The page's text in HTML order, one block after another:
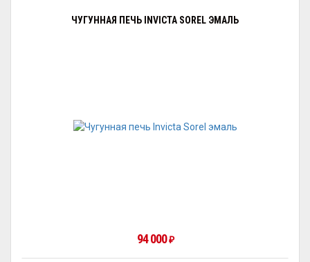
ЧУГУННАЯ ПЕЧЬ INVICTA SOREL ЭМАЛЬ
94 000₽